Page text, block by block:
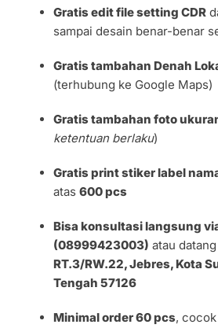
Gratis edit file setting CDR
sampai desain benar-benar
Gratis tambahan Denah
(terhubung ke Google Maps)
Gratis tambahan foto
ketentuan berlaku)
Gratis print stiker label
atas600 pcs
Bisa konsultasi langsung
(08999423003) atau
RT.3/RW.22, Jebres, Kota
Tengah 57126
Minimal order 60 pcs,